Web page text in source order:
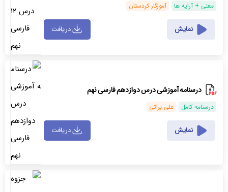
معنی + آرایه ها آموزگار کردستان
نمایش دریافت
درسنامه آموزشی درس دوازدهم فارسی نهم
درسنامه کامل علی براتی
نمایش دریافت